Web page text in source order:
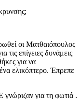
οι Ματθαιόπουλος
επίγειες δυνάμεις
για να
ελικόπτερο. Έπρεπε
για τη φωτιά .